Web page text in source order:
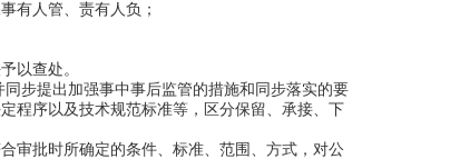
有人管、责有人负；
以查处。
步提出加强事中事后监管的措施和同步落实的要
程序以及技术规范标准等，区分保留、承接、下
批时所确定的条件、标准、范围、方式，对公